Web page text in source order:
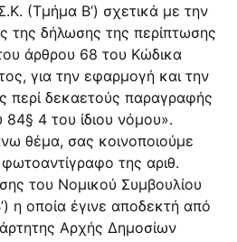
(Τμήμα Β’) σχετικά με την
της δήλωσης της περίπτωσης
άρθρου 68 του Κώδικα
για την εφαρμογή και την
περί δεκαετούς παραγραφής
4 του ίδιου νόμου».
θέμα, σας κοινοποιούμε
της αριθ.
του Νομικού Συμβουλίου
η οποία έγινε αποδεκτή από
Αρχής Δημοσίων